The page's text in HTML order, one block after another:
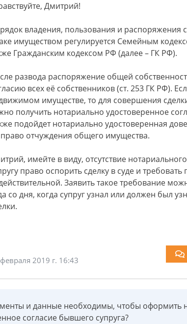
Дмитрий!
владения, пользования и распоряжения
имуществом регулируется Семейным
Гражданским кодексом РФ (далее – ГК РФ).
развода распоряжение общей
всех её собственников (ст. 253 ГК РФ).
имуществе, то для совершения
получить нотариально удостоверенное
подойдет нотариально удостоверенная
отчуждения общего имущества.
имейте в виду, отсутствие
право оспорить сделку в суде и требовать
Заявить такое требование
со дня, когда супруг узнал или должен был
2019 г. 16:43
и данные необходимы, чтобы оформить
согласие бывшего супруга?